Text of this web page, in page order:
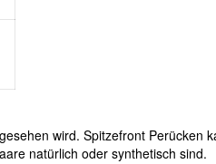
wird. Spitzefront Perücken
natürlich oder synthetisch sind.